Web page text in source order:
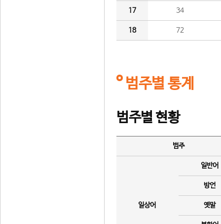
17 34
18 72
범주별 통계
범주별 현황
범주
일상어
일반어
방언
옛말